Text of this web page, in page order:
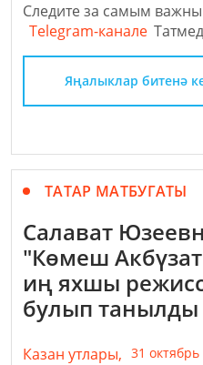
Следите за самым
Telegram-канале
Яңалыклар битенә
ТАТАР МАТБУГАТЫ
Салават
"Көмеш
иң яхшы
булып танылды
Казан утлары, 31 октябрь